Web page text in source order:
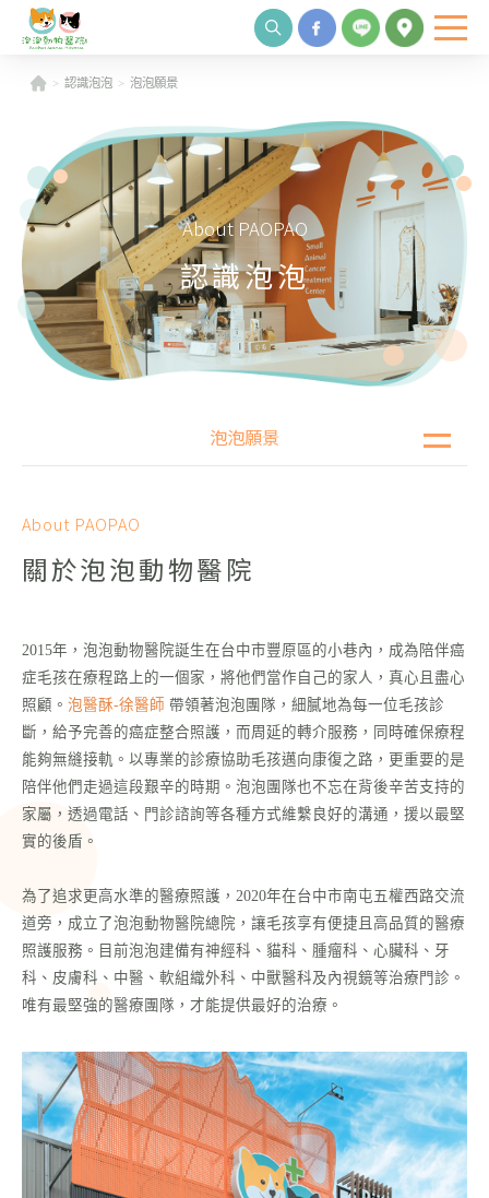
認識泡泡 泡泡願景
About PAOPAO
認識泡泡
泡泡願景
About PAOPAO
關於泡泡動物醫院
2015年，泡泡動物醫院誕生在台中市豐原區的小巷內，成為陪伴癌
症毛孩在療程路上的一個家，將他們當作自己的家人，真心且盡心
照顧。 泡醫酥-徐醫師 帶領著泡泡團隊，細膩地為每一位毛孩診
斷，給予完善的癌症整合照護，而周延的轉介服務，同時確保療程
能夠無縫接軌。以專業的診療協助毛孩邁向康復之路，更重要的是
陪伴他們走過這段艱辛的時期。泡泡團隊也不忘在背後辛苦支持的
家屬，透過電話、門診諮詢等各種方式維繫良好的溝通，援以最堅
實的後盾。
為了追求更高水準的醫療照護，2020年在台中市南屯五權西路交流
道旁，成立了泡泡動物醫院總院，讓毛孩享有便捷且高品質的醫療
照護服務。目前泡泡建備有神經科、貓科、腫瘤科、心臟科、牙
科、皮膚科、中醫、軟組織外科、中獸醫科及內視鏡等治療門診。
唯有最堅強的醫療團隊，才能提供最好的治療。